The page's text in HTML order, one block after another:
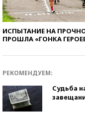
ИСПЫТАНИЕ НА
ПРОШЛА «ГОНКА
РЕКОМЕНДУЕМ:
Судьба